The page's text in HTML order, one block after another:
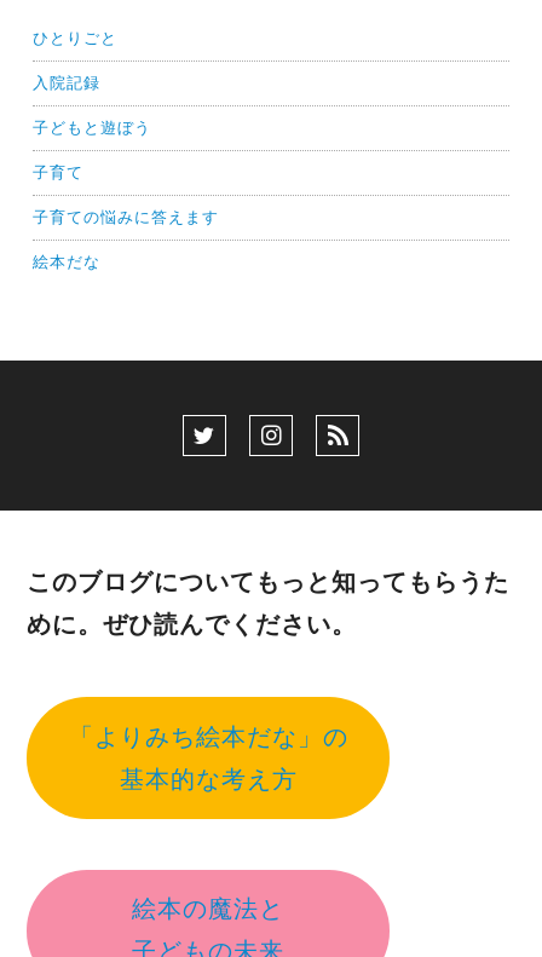
ひとりごと
入院記録
子どもと遊ぼう
子育て
子育ての悩みに答えます
絵本だな
このブログについてもっと知ってもらうた
めに。ぜひ読んでください。
「よりみち絵本だな」の
基本的な考え方
絵本の魔法と